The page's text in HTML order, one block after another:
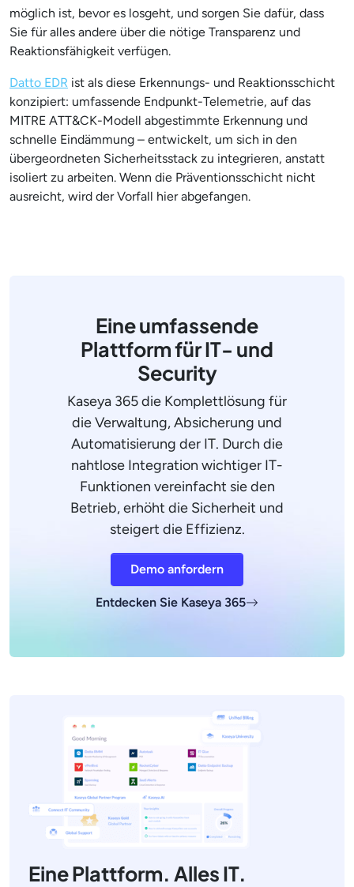
möglich ist, bevor es losgeht, und sorgen Sie dafür, dass
Sie für alles andere über die nötige Transparenz und
Reaktionsfähigkeit verfügen.
Datto EDR ist als diese Erkennungs- und Reaktionsschicht
konzipiert: umfassende Endpunkt-Telemetrie, auf das
MITRE ATT&CK-Modell abgestimmte Erkennung und
schnelle Eindämmung – entwickelt, um sich in den
übergeordneten Sicherheitsstack zu integrieren, anstatt
isoliert zu arbeiten. Wenn die Präventionsschicht nicht
ausreicht, wird der Vorfall hier abgefangen.
Eine umfassende
Plattform für IT- und
Security
Kaseya 365 die Komplettlösung für
die Verwaltung, Absicherung und
Automatisierung der IT. Durch die
nahtlose Integration wichtiger IT-
Funktionen vereinfacht sie den
Betrieb, erhöht die Sicherheit und
steigert die Effizienz.
Demo anfordern
Entdecken Sie Kaseya 365
Eine Plattform. Alles IT.